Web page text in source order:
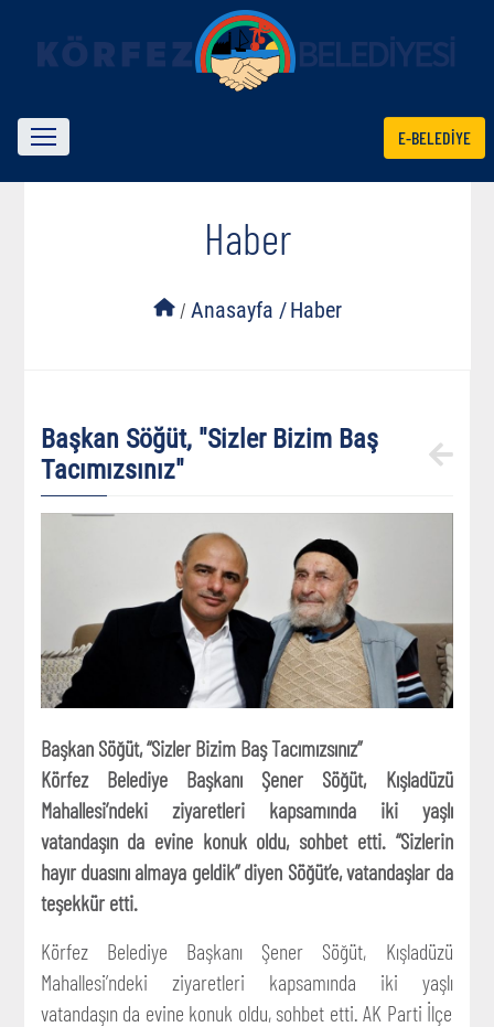
E-BELEDİYE
Haber
/ Anasayfa /Haber
Başkan Söğüt, "Sizler Bizim Baş
Tacımızsınız"
Başkan Söğüt, “Sizler Bizim Baş Tacımızsınız”
Körfez Belediye Başkanı Şener Söğüt, Kışladüzü
Mahallesi’ndeki ziyaretleri kapsamında iki yaşlı
vatandaşın da evine konuk oldu, sohbet etti. “Sizlerin
hayır duasını almaya geldik” diyen Söğüt’e, vatandaşlar da
teşekkür etti.
Körfez Belediye Başkanı Şener Söğüt, Kışladüzü
Mahallesi’ndeki ziyaretleri kapsamında iki yaşlı
vatandaşın da evine konuk oldu, sohbet etti. AK Parti İlçe